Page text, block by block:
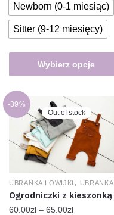
Newborn (0-1 miesiąc)
Sitter (9-12 miesięcy)
Wybierz opcje
Out of stock
-39%
UBRANKA I OWIJKI , UBRANKA
Ogrodniczki z kieszonką
60.00zł – 65.00zł